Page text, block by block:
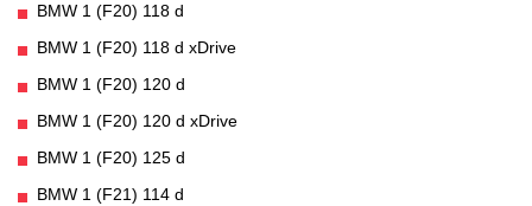
BMW 1 (F20) 118 d
BMW 1 (F20) 118 d xDrive
BMW 1 (F20) 120 d
BMW 1 (F20) 120 d xDrive
BMW 1 (F20) 125 d
BMW 1 (F21) 114 d